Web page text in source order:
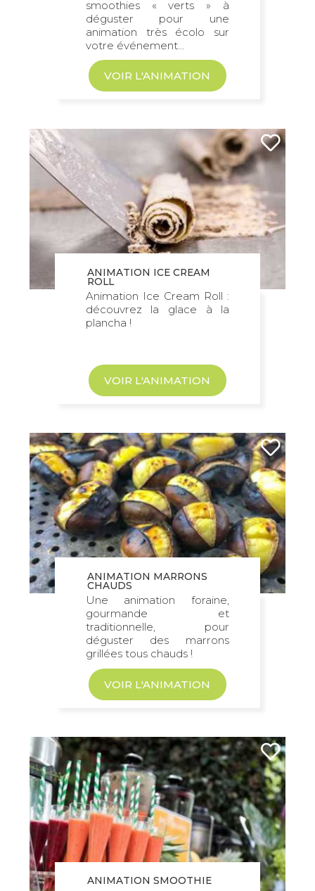
smoothies « verts » à
déguster pour une
animation très écolo sur
votre événement...
VOIR L'ANIMATION
ANIMATION ICE CREAM
ROLL
Animation Ice Cream Roll :
découvrez la glace à la
plancha !
VOIR L'ANIMATION
ANIMATION MARRONS
CHAUDS
Une animation foraine,
gourmande et
traditionnelle, pour
déguster des marrons
grillées tous chauds !
VOIR L'ANIMATION
ANIMATION SMOOTHIE